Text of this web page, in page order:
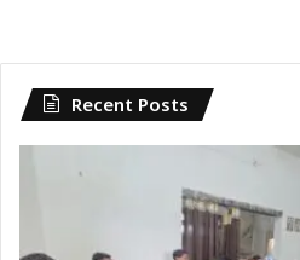
Recent Posts